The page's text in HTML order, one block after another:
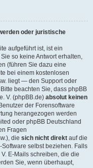
oder juristische
aufgeführt ist, ist ein
so keine Antwort erhalten,
(führen Sie dazu eine
bei einem kostenlosen
liegt — den Support oder
beachten Sie, dass phpBB
V. (phpBB.de) absolut keinen
der Forensoftware
herangezogen werden
oder phpBB Deutschland
Fragen
die sich nicht direkt auf die
selbst beziehen. Falls
E-Mails schreiben, die die
Sie, wenn überhaupt,